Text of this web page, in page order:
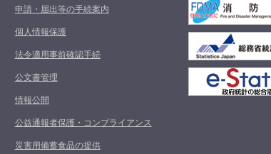
申請・届出等の手続案内
個人情報保護
法令適用事前確認手続
公文書管理
情報公開
公益通報者保護・コンプライアンス
災害用備蓄食品の提供